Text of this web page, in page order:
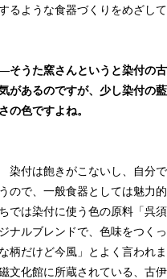
るような食器づくりをめざして
そうた窯さんというと染付の
があるのですが、少し染付の
さの色ですよね。
染付は飽きがこないし、自分
うので、一般食器としては魅力
ちでは染付に使う色の原料「呉
ジナルブレンドで、色味をつく
な柄だけど今風」とよく言われ
文化館に所蔵されている、古